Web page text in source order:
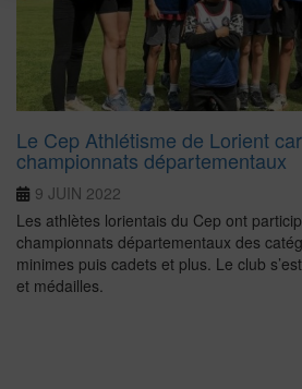
Le Cep Athlétisme de Lorient
championnats départementaux
9 JUIN 2022
Les athlètes lorientais du Cep ont
championnats départementaux des
minimes puis cadets et plus. Le club
et médailles.